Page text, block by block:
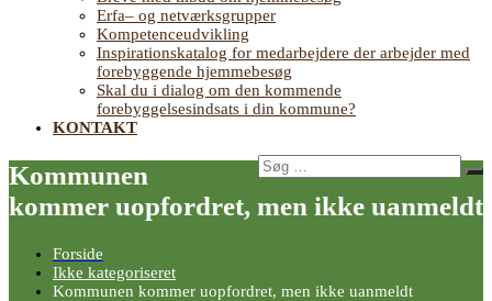
Erfa– og netværksgrupper
Kompetenceudvikling
Inspirationskatalog for medarbejdere der arbejder med
forebyggende hjemmebesøg
Skal du i dialog om den kommende
forebyggelsesindsats i din kommune?
KONTAKT
Søg
efter:
Kommunen
kommer uopfordret, men ikke uanmeldt
Forside
Ikke kategoriseret
Kommunen kommer uopfordret, men ikke uanmeldt